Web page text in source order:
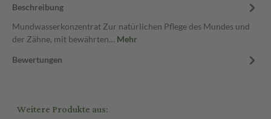
Beschreibung
Mundwasserkonzentrat Zur natürlichen Pflege des Mundes und
der Zähne, mit bewährten… Mehr
Bewertungen
Weitere Produkte aus: